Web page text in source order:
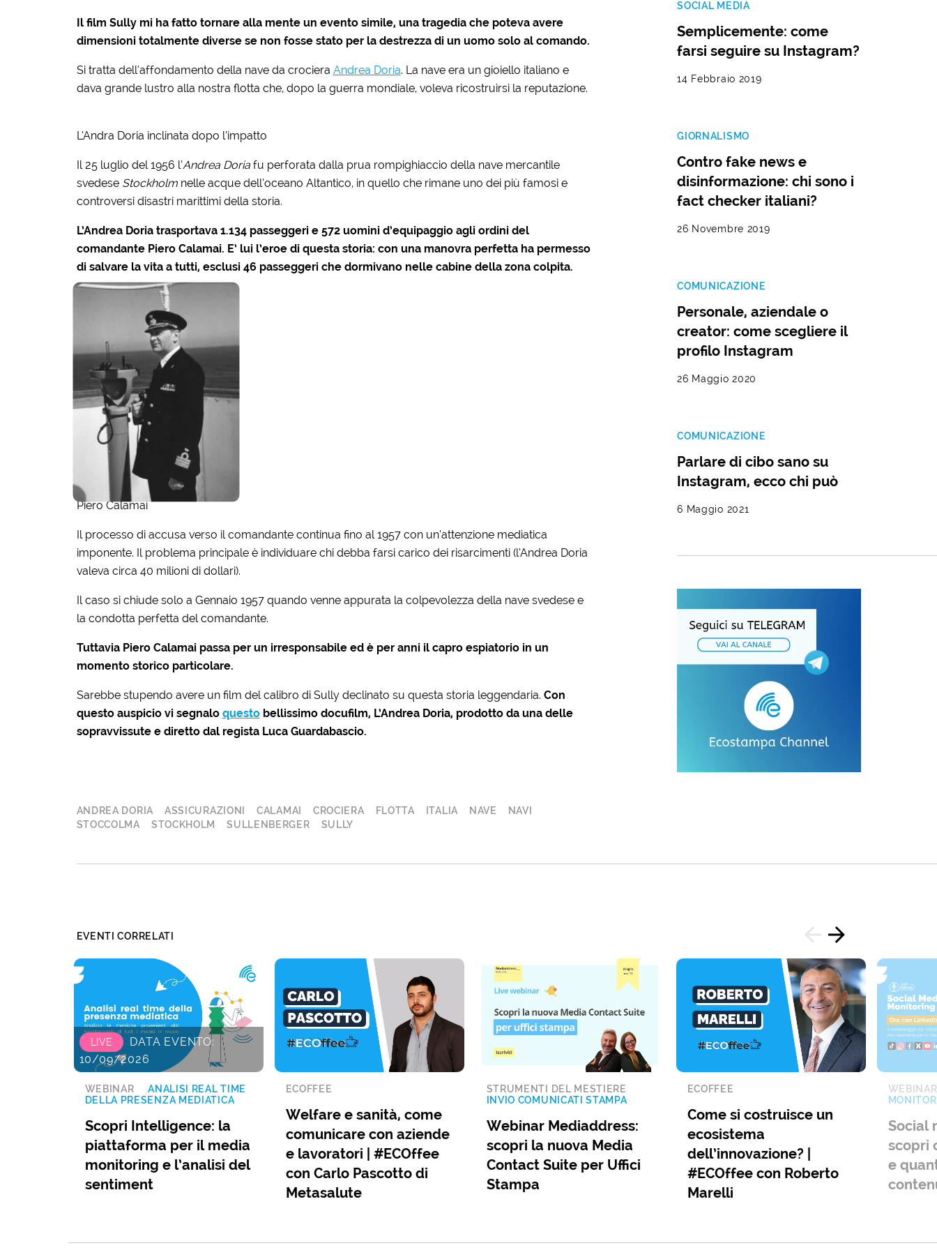
Il film Sully mi ha fatto tornare alla mente un evento simile, una tragedia che poteva avere
dimensioni totalmente diverse se non fosse stato per la destrezza di un uomo solo al comando.
Si tratta dell’affondamento della nave da crociera Andrea Doria. La nave era un gioiello italiano e
dava grande lustro alla nostra flotta che, dopo la guerra mondiale, voleva ricostruirsi la reputazione.
L’Andra Doria inclinata dopo l’impatto
Il 25 luglio del 1956 l’Andrea Doriafu perforata dalla prua rompighiaccio della nave mercantile
svedese Stockholm nelle acque dell’oceano Altantico, in quello che rimane uno dei più famosi e
controversi disastri marittimi della storia.
L’Andrea Doria trasportava 1.134 passeggeri e 572 uomini d’equipaggio agli ordini del
comandante Piero Calamai. E’ lui l’eroe di questa storia: con una manovra perfetta ha permesso
di salvare la vita a tutti, esclusi 46 passeggeri che dormivano nelle cabine della zona colpita.
Piero Calamai
Il processo di accusa verso il comandante continua fino al 1957 con un’attenzione mediatica
imponente. Il problema principale è individuare chi debba farsi carico dei risarcimenti (l’Andrea Doria
valeva circa 40 milioni di dollari).
Il caso si chiude solo a Gennaio 1957 quando venne appurata la colpevolezza della nave svedese e
la condotta perfetta del comandante.
Tuttavia Piero Calamai passa per un irresponsabile ed è per anni il capro espiatorio in un
momento storico particolare.
Sarebbe stupendo avere un film del calibro di Sully declinato su questa storia leggendaria. Con
questo auspicio vi segnalo questobellissimo docufilm, L’Andrea Doria, prodotto da una delle
sopravvissute e diretto dal regista Luca Guardabascio.
ANDREA DORIA ASSICURAZIONI CALAMAI CROCIERA FLOTTA ITALIA NAVE
NAVI
STOCCOLMA
STOCKHOLM SULLENBERGER SULLY
SOCIAL MEDIA
Semplicemente: come
farsi seguire su Instagram?
14 Febbraio 2019
GIORNALISMO
Contro fake news e
disinformazione: chi sono i
fact checker italiani?
26 Novembre 2019
COMUNICAZIONE
Personale, aziendale o
creator: come scegliere il
profilo Instagram
26 Maggio 2020
COMUNICAZIONE
Parlare di cibo sano su
Instagram, ecco chi può
6 Maggio 2021
EVENTI CORRELATI
LIVE
DATA EVENTO:
10/09/2026
WEBINAR
ANALISI REAL TIME
DELLA PRESENZA MEDIATICA
Scopri Intelligence: la
piattaforma per il media
monitoring e l’analisi del
sentiment
ECOFFEE
Welfare e sanità, come
comunicare con aziende
e lavoratori | #ECOffee
con Carlo Pascotto di
Metasalute
STRUMENTI DEL MESTIERE
INVIO COMUNICATI STAMPA
Webinar Mediaddress:
scopri la nuova Media
Contact Suite per Uffici
Stampa
ECOFFEE
Come si costruisce un
ecosistema
dell’innovazione? |
#ECOffee con Roberto
Marelli
WEBINAR
Social
scopri
e